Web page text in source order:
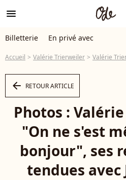
menu
Billetterie En privé avec
Accueil Valérie Trierweiler Valérie Trierweiler : "On
arrow_left RETOUR ARTICLE
Photos :
"On ne s'est
bonjour", ses
tendues avec